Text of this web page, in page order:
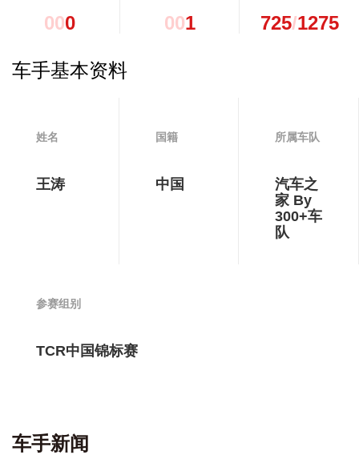
000 001 725/1275
车手基本资料
姓名
王涛
国籍
中国
所属车队
汽车之
家 By
300+车
队
参赛组别
TCR中国锦标赛
车手新闻